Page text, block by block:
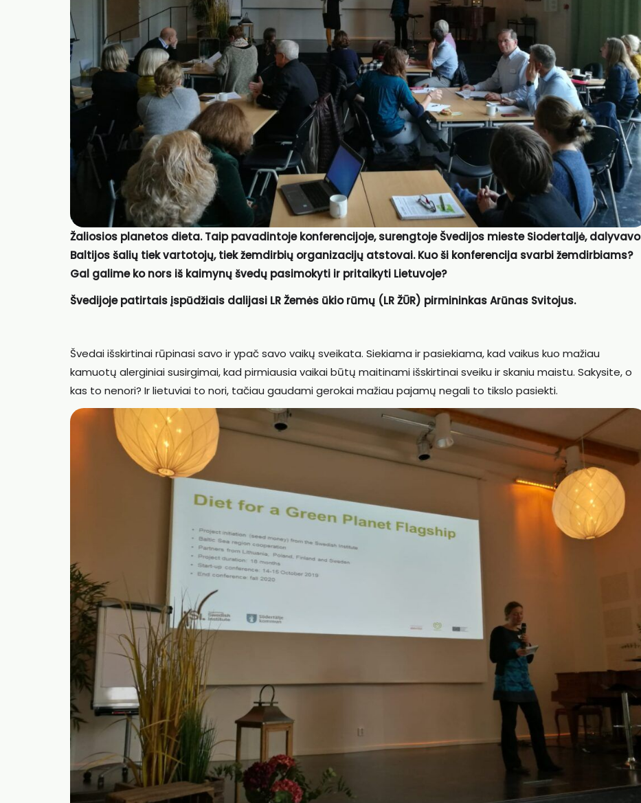
Žaliosios planetos dieta. Taip pavadintoje konferencijoje, surengtoje Švedijos mieste Siodertaljė, dalyvavo
Baltijos šalių tiek vartotojų, tiek žemdirbių organizacijų atstovai. Kuo ši konferencija svarbi žemdirbiams?
Gal galime ko nors iš kaimynų švedų pasimokyti ir pritaikyti Lietuvoje?
Švedijoje patirtais įspūdžiais dalijasi LR Žemės ūkio rūmų (LR ŽŪR) pirmininkas Arūnas Svitojus.
Švedai išskirtinai rūpinasi savo ir ypač savo vaikų sveikata. Siekiama ir pasiekiama, kad vaikus kuo mažiau
kamuotų alerginiai susirgimai, kad pirmiausia vaikai būtų maitinami išskirtinai sveiku ir skaniu maistu. Sakysite, o
kas to nenori? Ir lietuviai to nori, tačiau gaudami gerokai mažiau pajamų negali to tikslo pasiekti.